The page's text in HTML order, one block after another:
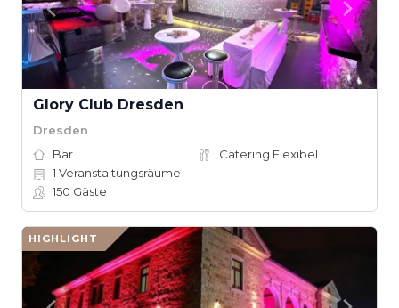
Glory Club Dresden
Dresden
Bar
Catering Flexibel
1 Veranstaltungsräume
150 Gäste
HIGHLIGHT